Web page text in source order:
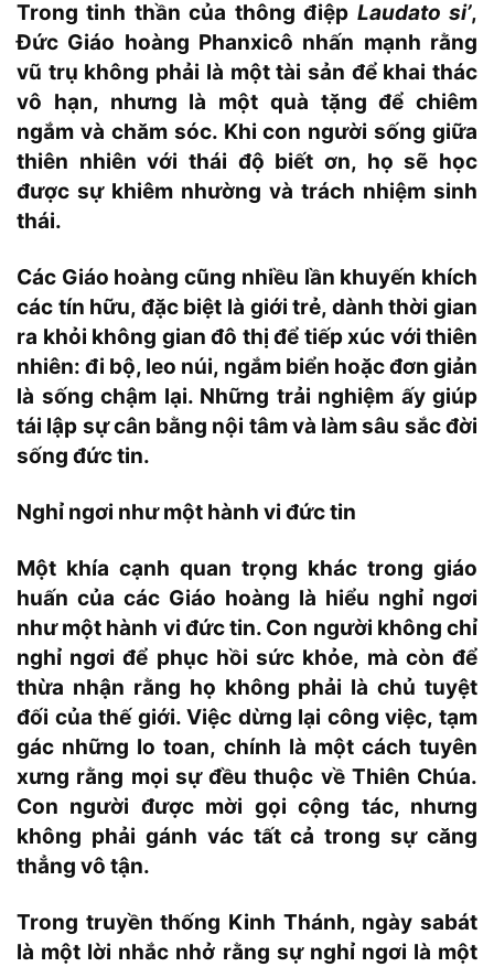
Trong tinh thần của thông điệp Laudato si’,
Đức Giáo hoàng Phanxicô nhấn mạnh rằng
vũ trụ không phải là một tài sản để khai thác
vô hạn, nhưng là một quà tặng để chiêm
ngắm và chăm sóc. Khi con người sống giữa
thiên nhiên với thái độ biết ơn, họ sẽ học
được sự khiêm nhường và trách nhiệm sinh
thái.
Các Giáo hoàng cũng nhiều lần khuyến khích
các tín hữu, đặc biệt là giới trẻ, dành thời gian
ra khỏi không gian đô thị để tiếp xúc với thiên
nhiên: đi bộ, leo núi, ngắm biển hoặc đơn giản
là sống chậm lại. Những trải nghiệm ấy giúp
tái lập sự cân bằng nội tâm và làm sâu sắc đời
sống đức tin.
Nghỉ ngơi như một hành vi đức tin
Một khía cạnh quan trọng khác trong giáo
huấn của các Giáo hoàng là hiểu nghỉ ngơi
như một hành vi đức tin. Con người không chỉ
nghỉ ngơi để phục hồi sức khỏe, mà còn để
thừa nhận rằng họ không phải là chủ tuyệt
đối của thế giới. Việc dừng lại công việc, tạm
gác những lo toan, chính là một cách tuyên
xưng rằng mọi sự đều thuộc về Thiên Chúa.
Con người được mời gọi cộng tác, nhưng
không phải gánh vác tất cả trong sự căng
thẳng vô tận.
Trong truyền thống Kinh Thánh, ngày sabát
là một lời nhắc nhở rằng sự nghỉ ngơi là một